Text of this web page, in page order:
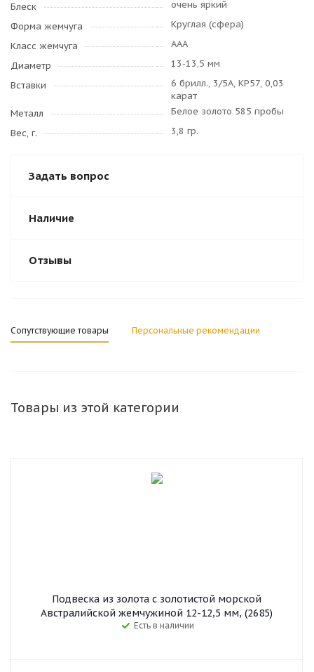
Блеск
очень яркий
Форма жемчуга
Круглая (сфера)
Класс жемчуга
AAA
Диаметр
13-13,5 мм
Вставки
6 брилл., 3/5А, КР57, 0,03
карат
Металл
Белое золото 585 пробы
Вес, г.
3,8 гр.
Задать вопрос
Наличие
Отзывы
Сопутствующие товары Персональные рекомендации
Товары из этой категории
Подвеска из золота с золотистой морской
Австралийской жемчужиной 12-12,5 мм, (2685)
Есть в наличии